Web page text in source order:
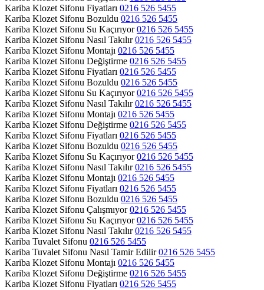
Kariba Klozet Sifonu Fiyatları 0216 526 5455
Kariba Klozet Sifonu Bozuldu 0216 526 5455
Kariba Klozet Sifonu Su Kaçırıyor0216 526 5455
Kariba Klozet Sifonu Nasıl Takılır0216 526 5455
Kariba Klozet Sifonu Montajı 0216 526 5455
Kariba Klozet Sifonu Değiştirme 0216 526 5455
Kariba Klozet Sifonu Fiyatları 0216 526 5455
Kariba Klozet Sifonu Bozuldu 0216 526 5455
Kariba Klozet Sifonu Su Kaçırıyor0216 526 5455
Kariba Klozet Sifonu Nasıl Takılır0216 526 5455
Kariba Klozet Sifonu Montajı 0216 526 5455
Kariba Klozet Sifonu Değiştirme 0216 526 5455
Kariba Klozet Sifonu Fiyatları 0216 526 5455
Kariba Klozet Sifonu Bozuldu 0216 526 5455
Kariba Klozet Sifonu Su Kaçırıyor0216 526 5455
Kariba Klozet Sifonu Nasıl Takılır0216 526 5455
Kariba Klozet Sifonu Montajı 0216 526 5455
Kariba Klozet Sifonu Fiyatları 0216 526 5455
Kariba Klozet Sifonu Bozuldu 0216 526 5455
Kariba Klozet Sifonu Çalışmıyor0216 526 5455
Kariba Klozet Sifonu Su Kaçırıyor0216 526 5455
Kariba Klozet Sifonu Nasıl Takılır0216 526 5455
Kariba Tuvalet Sifonu 0216 526 5455
Kariba Tuvalet Sifonu Nasıl Tamir Edilir0216 526 5455
Kariba Klozet Sifonu Montajı 0216 526 5455
Kariba Klozet Sifonu Değiştirme 0216 526 5455
Kariba Klozet Sifonu Fiyatları 0216 526 5455